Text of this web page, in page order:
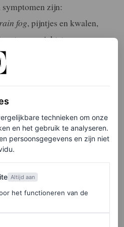
zijn:
fog, pijntjes en kwalen,
gewichtstoename,
zweten, algehele
Ook kun je je angstig en
doen en sprak ik
Ik kreeg oestrogeen
bij opvliegers, zweten,
en het verbeteren van
geadviseerd. Dat
technieken om onze
en het gebruik te analyseren.
persoonsgegevens en zijn niet
Altijd aan
het functioneren van de